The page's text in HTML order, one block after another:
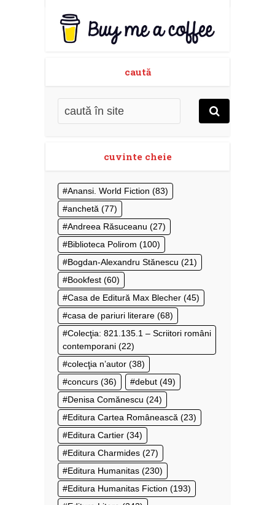
caută
cuvinte cheie
Anansi. World Fiction (83)
anchetă (77)
Andreea Răsuceanu (27)
Biblioteca Polirom (100)
Bogdan-Alexandru Stănescu (21)
Bookfest (60)
Casa de Editură Max Blecher (45)
casa de pariuri literare (68)
Colecţia: 821.135.1 – Scriitori români
contemporani (22)
colecţia n’autor (38)
concurs (36) debut (49)
Denisa Comănescu (24)
Editura Cartea Românească (23)
Editura Cartier (34)
Editura Charmides (27)
Editura Humanitas (230)
Editura Humanitas Fiction (193)